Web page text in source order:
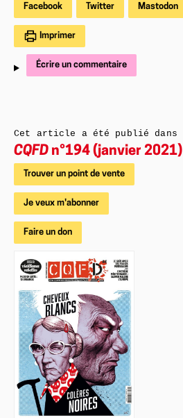
Facebook Twitter Mastodon
Imprimer
Écrire un commentaire
Cet article a été publié dans
CQFD n°194 (janvier 2021)
Trouver un point de vente
Je veux m'abonner
Faire un don